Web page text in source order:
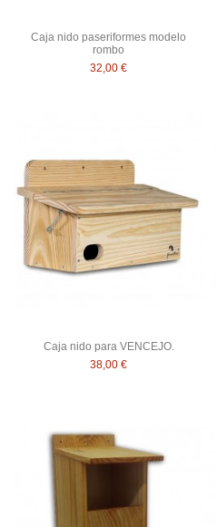
Caja nido paseriformes modelo
rombo
32,00 €
Caja nido para VENCEJO.
38,00 €